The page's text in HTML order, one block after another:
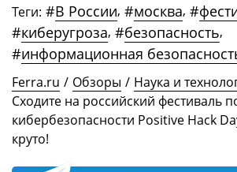
Теги: #В России, #москва, #
#киберугроза, #безопасность,
#информационная
Ferra.ru / Обзоры / Наука и
Сходите на российский фестиваль
кибербезопасности Positive Hack
круто!